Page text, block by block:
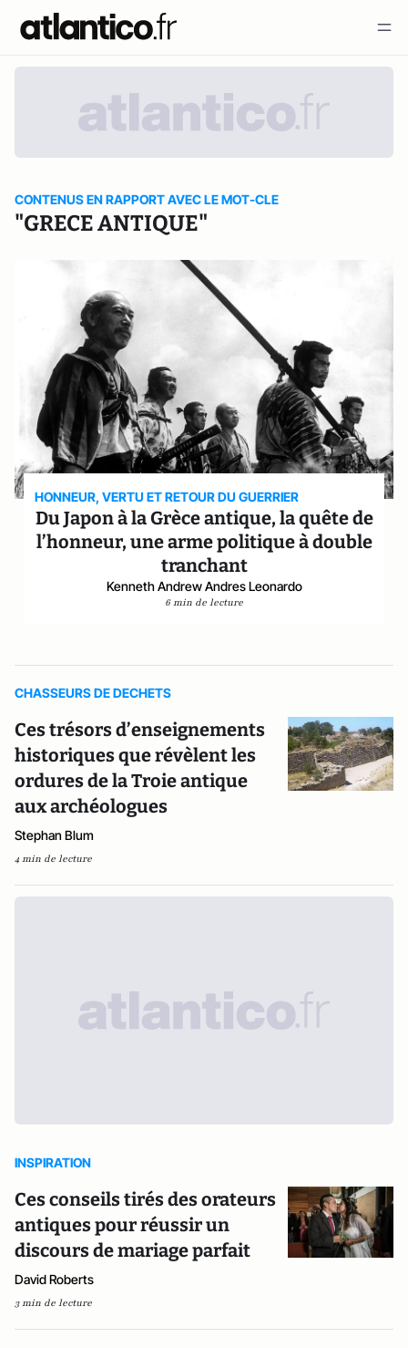
CONTENUS EN RAPPORT AVEC LE MOT-CLE
"GRECE ANTIQUE"
HONNEUR, VERTU ET RETOUR DU GUERRIER
Du Japon à la Grèce antique, la quête de
l’honneur, une arme politique à double
tranchant
Kenneth Andrew Andres Leonardo
6 min de lecture
CHASSEURS DE DECHETS
Ces trésors d’enseignements
historiques que révèlent les
ordures de la Troie antique
aux archéologues
Stephan Blum
4 min de lecture
INSPIRATION
Ces conseils tirés des orateurs
antiques pour réussir un
discours de mariage parfait
David Roberts
3 min de lecture